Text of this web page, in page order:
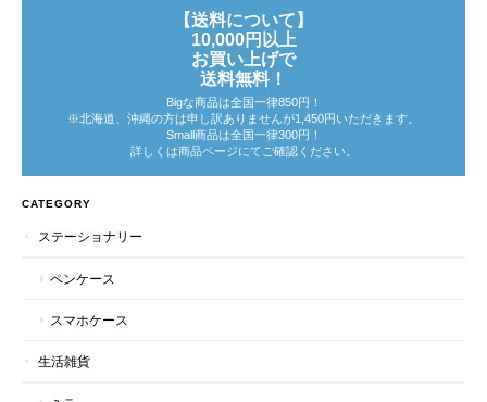
【送料について】
10,000円以上
お買い上げで
送料無料！
Bigな商品は全国一律850円！
※北海道、沖縄の方は申し訳ありませんが1,450円いただきます。
Small商品は全国一律300円！
詳しくは商品ページにてご確認ください。
CATEGORY
ステーショナリー
ペンケース
スマホケース
生活雑貨